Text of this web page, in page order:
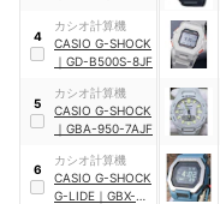
4
カシオ計算機
CASIO G-SHOCK
｜ GD-B500S-8JF
5
カシオ計算機
CASIO G-SHOCK
｜ GBA-950-7AJF
6
カシオ計算機
CASIO G-SHOCK
G-LIDE ｜ GBX-